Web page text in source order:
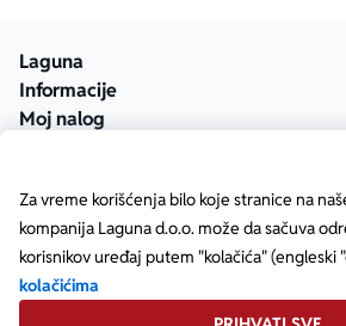
Za vreme korišćenja bilo koje stranice na
kompanija Laguna d.o.o. može da sačuva
korisnikov uređaj putem "kolačića" (engleski
kolačićima
Laguna
Informacije
Moj nalog